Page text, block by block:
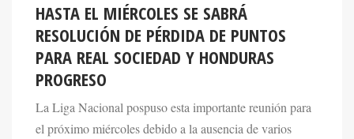
HASTA EL MIÉRCOLES SE SABRÁ
RESOLUCIÓN DE PÉRDIDA DE PUNTOS
PARA REAL SOCIEDAD Y HONDURAS
PROGRESO
La Liga Nacional pospuso esta importante reunión para
el próximo miércoles debido a la ausencia de varios